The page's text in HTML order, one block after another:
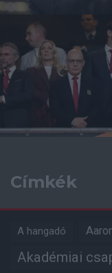
Címkék
A hangadó
Akadémiai